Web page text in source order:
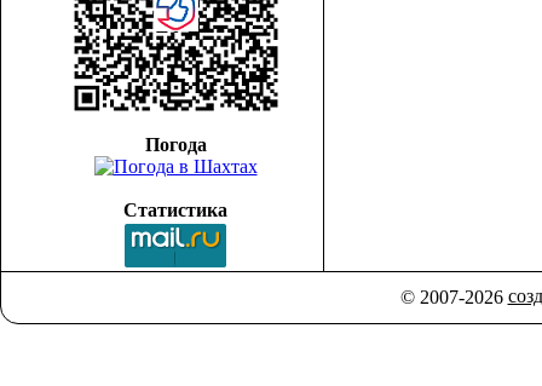
Погода
Статистика
© 2007-2026